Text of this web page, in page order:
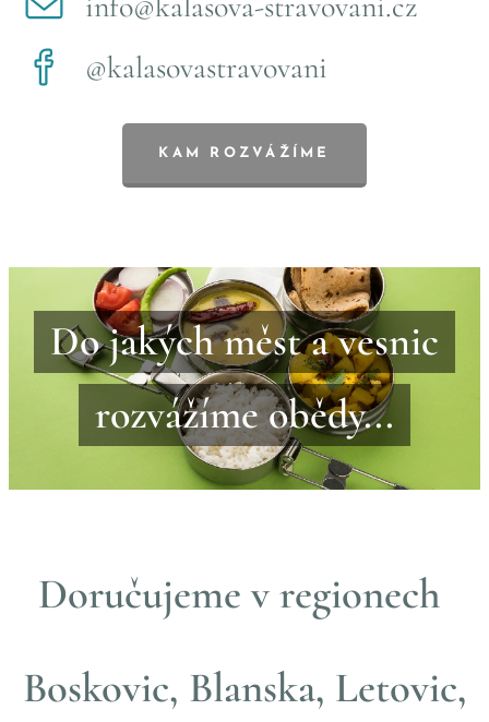
@kalasovastravovani
KAM ROZVÁŽÍME
Do jakých měst a vesnic
rozvážíme obědy...
Doručujeme v regionech
Boskovic, Blanska, Letovic,